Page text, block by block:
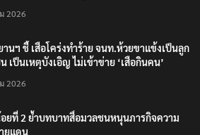
2026
นฯ ชี้ เสือโคร่งทำร้าย จนท.ห้วยขาแข้งเป็นลูก
เป็นเหตุบังเอิญ ไม่เข้าข่าย ‘เสือกินคน’
2026
ยที่ 2 ย้ำบทบาทสื่อมวลชนหนุนภารกิจความ
ยแดน